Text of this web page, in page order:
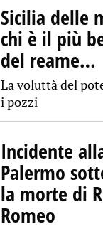
Sicilia delle
chi è il più
del reame…
La voluttà del
i pozzi
Incidente
Palermo
la morte di
Romeo